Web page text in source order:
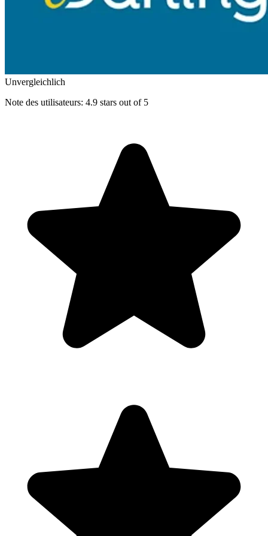
Unvergleichlich
Note des utilisateurs: 4.9 stars out of 5